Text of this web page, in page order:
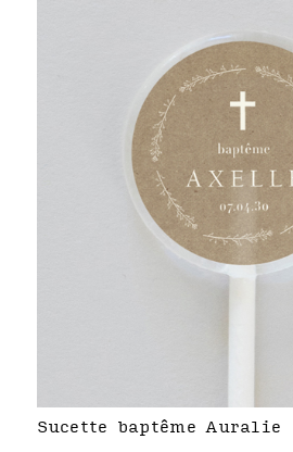
Sucette baptême Auralie